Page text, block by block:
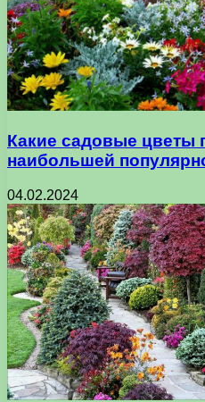
Какие садовые цветы
наибольшей
04.02.2024